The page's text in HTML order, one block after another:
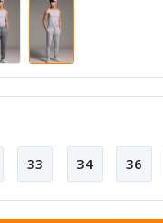
33 34 36